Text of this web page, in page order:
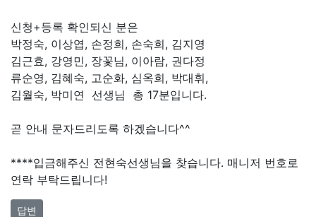
신청+등록 확인되신 분은
박정숙, 이상엽, 손정희, 손숙희, 김지영
김근효, 강영민, 장꽃님, 이아람, 권다정
류순영, 김혜숙, 고순화, 심옥희, 박대휘,
김월숙, 박미연 선생님 총 17분입니다.
곧 안내 문자드리도록 하겠습니다^^
****입금해주신 전현숙선생님을 찾습니다. 매니저 번호로
연락 부탁드립니다!
답변